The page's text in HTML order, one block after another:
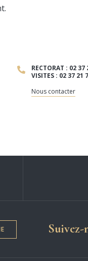
RECTORAT : 02 37
VISITES : 02 37 21
Nous contacter
Suivez-